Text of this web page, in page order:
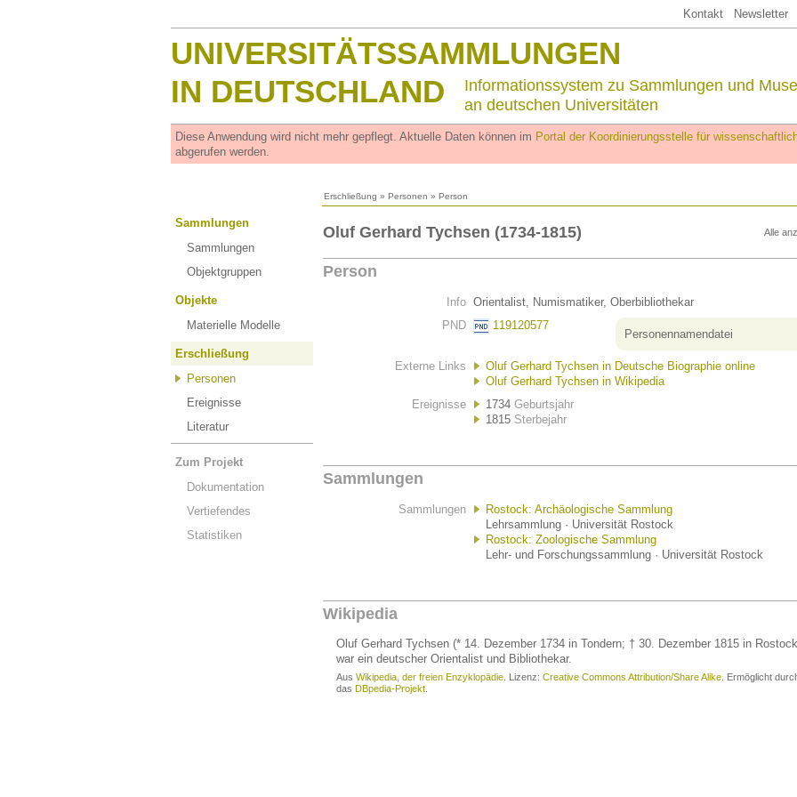
Kontakt Newsletter
UNIVERSITÄTSSAMMLUNGEN
IN DEUTSCHLAND
Informationssystem zu Sammlungen und
an deutschen Universitäten
Diese Anwendung wird nicht mehr gepflegt. Aktuelle Daten können im Portal der Koordinierungsstelle für
abgerufen werden.
Erschließung » Personen » Person
Sammlungen
Sammlungen
Objektgruppen
Objekte
Materielle Modelle
Erschließung
Personen
Ereignisse
Literatur
Zum Projekt
Dokumentation
Vertiefendes
Statistiken
Alle
Oluf Gerhard Tychsen (1734-1815)
Person
Info Orientalist, Numismatiker, Oberbibliothekar
PND
119120577
Personennamendatei
Externe Links
Oluf Gerhard Tychsen in Deutsche Biographie online
Oluf Gerhard Tychsen in Wikipedia
Ereignisse
1734 Geburtsjahr
1815 Sterbejahr
Sammlungen
Sammlungen
Rostock: Archäologische Sammlung
Lehrsammlung · Universität Rostock
Rostock: Zoologische Sammlung
Lehr- und Forschungssammlung · Universität Rostock
Wikipedia
Oluf Gerhard Tychsen (* 14. Dezember 1734 in Tondern; † 30. Dezember 1815 in
war ein deutscher Orientalist und Bibliothekar.
Aus Wikipedia, der freien Enzyklopädie . Lizenz: Creative Commons Attribution/Share Alike . Ermöglicht
das DBpedia-Projekt